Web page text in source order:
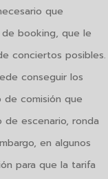
que
booking, que le
conciertos posibles.
conseguir los
de comisión que
escenario, ronda
en algunos
para que la tarifa